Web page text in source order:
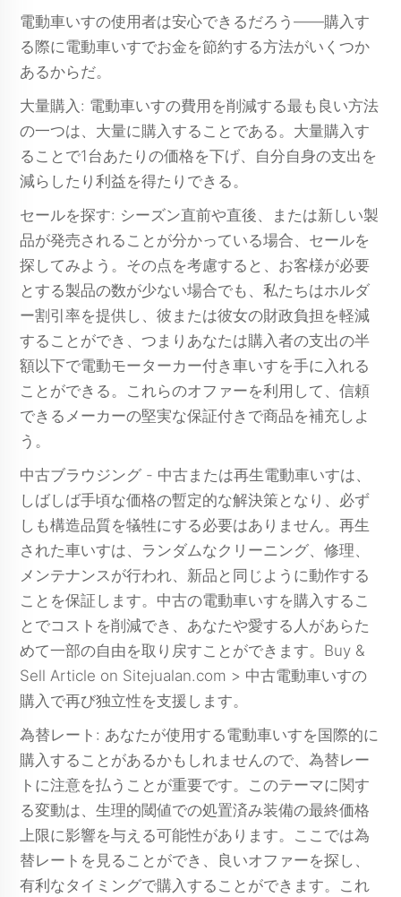
電動車いすの使用者は安心できるだろう――購入す
る際に電動車いすでお金を節約する方法がいくつか
あるからだ。
大量購入: 電動車いすの費用を削減する最も良い方法
の一つは、大量に購入することである。大量購入す
ることで1台あたりの価格を下げ、自分自身の支出を
減らしたり利益を得たりできる。
セールを探す: シーズン直前や直後、または新しい製
品が発売されることが分かっている場合、セールを
探してみよう。その点を考慮すると、お客様が必要
とする製品の数が少ない場合でも、私たちはホルダ
ー割引率を提供し、彼または彼女の財政負担を軽減
することができ、つまりあなたは購入者の支出の半
額以下で電動モーターカー付き車いすを手に入れる
ことができる。これらのオファーを利用して、信頼
できるメーカーの堅実な保証付きで商品を補充しよ
う。
中古ブラウジング - 中古または再生電動車いすは、
しばしば手頃な価格の暫定的な解決策となり、必ず
しも構造品質を犠牲にする必要はありません。再生
された車いすは、ランダムなクリーニング、修理、
メンテナンスが行われ、新品と同じように動作する
ことを保証します。中古の電動車いすを購入するこ
とでコストを削減でき、あなたや愛する人があらた
めて一部の自由を取り戻すことができます。Buy &
Sell Article on Sitejualan.com > 中古電動車いすの
購入で再び独立性を支援します。
為替レート: あなたが使用する電動車いすを国際的に
購入することがあるかもしれませんので、為替レー
トに注意を払うことが重要です。このテーマに関す
る変動は、生理的閾値での処置済み装備の最終価格
上限に影響を与える可能性があります。ここでは為
替レートを見ることができ、良いオファーを探し、
有利なタイミングで購入することができます。これ